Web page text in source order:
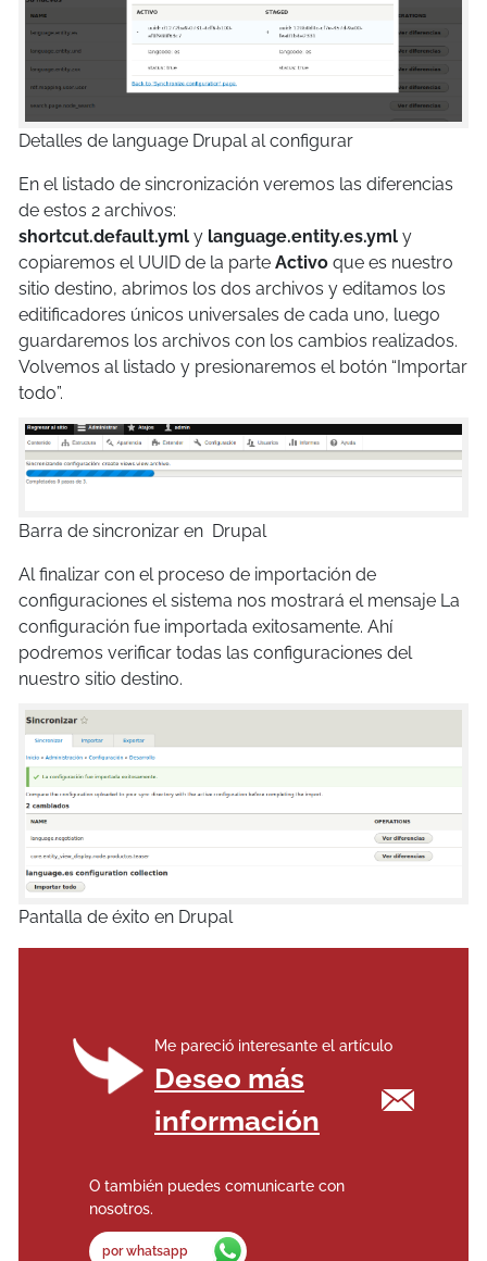
Detalles de language Drupal al configurar
En el listado de sincronización veremos las diferencias
de estos 2 archivos:
shortcut.default.yml y language.entity.es.yml y
copiaremos el UUID de la parte Activo que es nuestro
sitio destino, abrimos los dos archivos y editamos los
editificadores únicos universales de cada uno, luego
guardaremos los archivos con los cambios realizados.
Volvemos al listado y presionaremos el botón “Importar
todo”.
Barra de sincronizar en Drupal
Al finalizar con el proceso de importación de
configuraciones el sistema nos mostrará el mensaje La
configuración fue importada exitosamente. Ahí
podremos verificar todas las configuraciones del
nuestro sitio destino.
Pantalla de éxito en Drupal
Me pareció interesante el artículo
Deseo más
información
O también puedes comunicarte con
nosotros.
por whatsapp